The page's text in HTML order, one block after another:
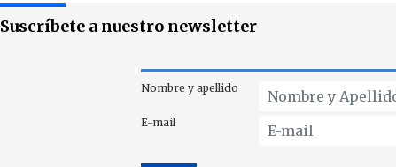
Suscríbete a nuestro newsletter
Nombre y apellido
E-mail